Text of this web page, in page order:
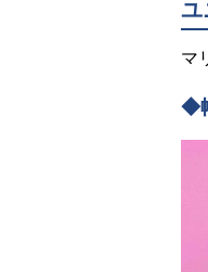
ユ
マ
◆